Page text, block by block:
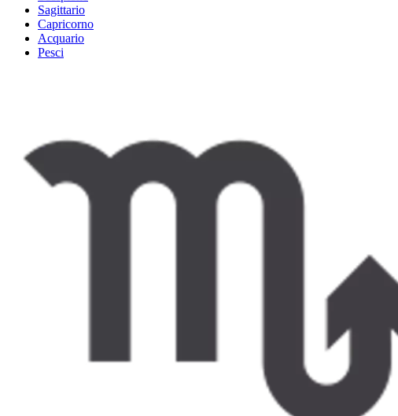
Sagittario
Capricorno
Acquario
Pesci